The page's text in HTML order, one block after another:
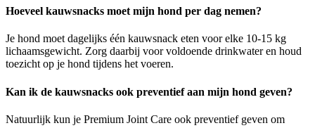
Hoeveel kauwsnacks moet mijn hond per dag nemen?
Je hond moet dagelijks één kauwsnack eten voor elke 10-15 kg
lichaamsgewicht. Zorg daarbij voor voldoende drinkwater en houd
toezicht op je hond tijdens het voeren.
Kan ik de kauwsnacks ook preventief aan mijn hond geven?
Natuurlijk kun je Premium Joint Care ook preventief geven om